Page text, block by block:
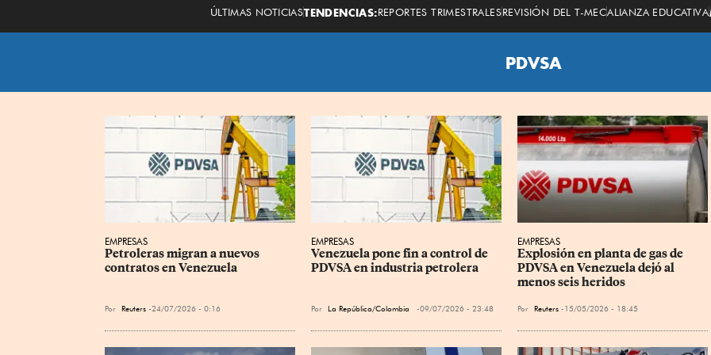
ÚLTIMAS NOTICIASTENDENCIAS:REPORTES TRIMESTRALESREVISIÓN DEL T-MECALIANZA EDUCATIVA
PDVSA
EMPRESAS
Petroleras migran a nuevos
contratos en Venezuela
Por Reuters 24/07/2026 - 0:16
EMPRESAS
Venezuela pone fin a control de
PDVSA en industria petrolera
Por La República/Colombia 09/07/2026 - 23:48
EMPRESAS
Explosión en planta de gas de
PDVSA en Venezuela dejó al
menos seis heridos
Por Reuters 15/05/2026 - 18:45